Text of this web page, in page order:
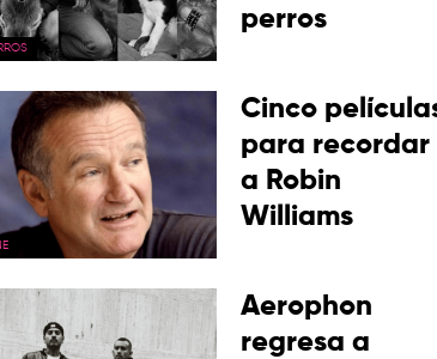
perros
Cinco
para recordar
a Robin
Williams
Aerophon
regresa a